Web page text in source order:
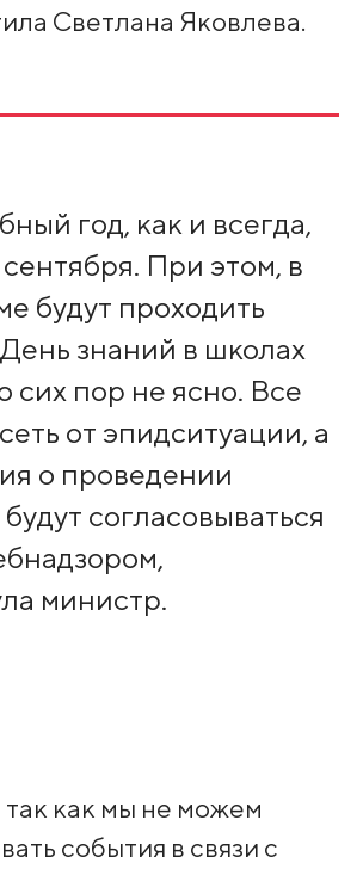
Светлана Яковлева.
год, как и всегда,
сентября. При этом, в
будут проходить
знаний в школах
сих пор не ясно. Все
от эпидситуации, а
о проведении
согласовываться
министр.
так как мы не можем
события в связи с